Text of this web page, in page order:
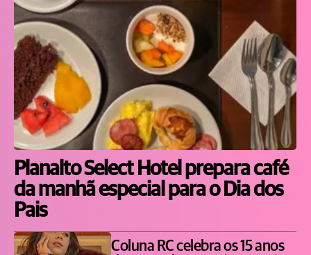
Planalto Select Hotel prepara café
da manhã especial para o Dia dos
Pais
Coluna RC celebra os 15 anos